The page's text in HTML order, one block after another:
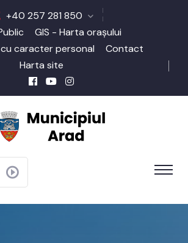
+40 257 281 850
GIS - Harta orașului
caracter personal
Contact
Harta site